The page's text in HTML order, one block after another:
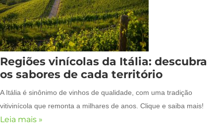
Regiões vinícolas da Itália: descubra
os sabores de cada território
A Itália é sinônimo de vinhos de qualidade, com uma tradição
vitivinícola que remonta a milhares de anos. Clique e saiba mais!
Leia mais »